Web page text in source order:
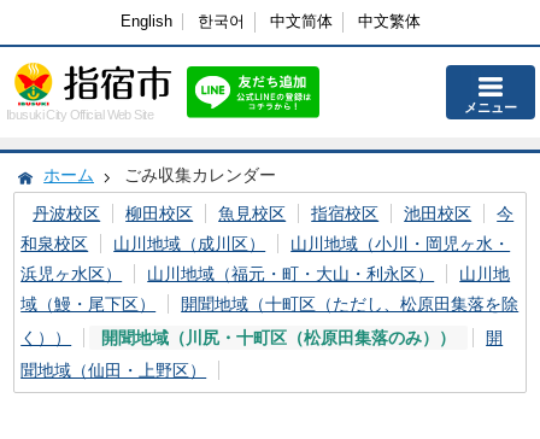
English 한국어 中文简体 中文繁体
Ibusuki City Official Web Site メニュー
ホーム
ごみ収集カレンダー
丹波校区
柳田校区 魚見校区 指宿校区 池田校区
今
和泉校区
山川地域（成川区）
山川地域（小川・岡児ヶ水・
浜児ヶ水区）
山川地域（福元・町・大山・利永区）
山川地
域（鰻・尾下区）
開聞地域（十町区（ただし、松原田集落を除
く））
開聞地域（川尻・十町区（松原田集落のみ））
開
聞地域（仙田・上野区）